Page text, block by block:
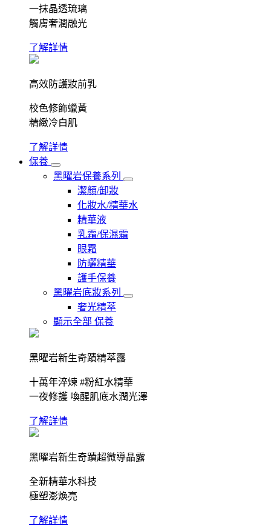
一抹晶透琉璃
觸膚奢潤融光
了解詳情
高效防護妝前乳
校色修飾蠟黃
精緻冷白肌
了解詳情
保養
黑曜岩保養系列
潔顏/卸妝
化妝水/精華水
精華液
乳霜/保濕霜
眼霜
防曬精華
護手保養
黑曜岩底妝系列
奢光精萃
顯示全部 保養
黑曜岩新生奇蹟精萃露
十萬年淬煉 #粉紅水精華
一夜修護 喚醒肌底水潤光澤
了解詳情
黑曜岩新生奇蹟超微導晶露
全新精華水科技
極塑澎煥亮
了解詳情